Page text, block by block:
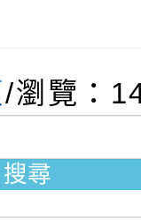
電子檔
屬同
校、民
照
審後實
學校
孔廟
智慧
庭教
」、
祖孫樂
不絕-
以，有
員留職
可一案
115學
招代課
度國
學-
國小
/瀏覽：
搜尋